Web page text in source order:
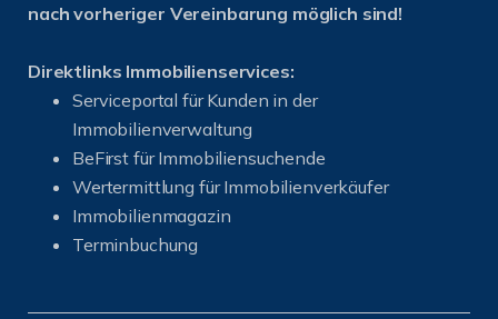
nach vorheriger Vereinbarung möglich sind!
Direktlinks Immobilienservices:
Serviceportal für Kunden in der
Immobilienverwaltung
BeFirst für Immobiliensuchende
Wertermittlung für Immobilienverkäufer
Immobilienmagazin
Terminbuchung